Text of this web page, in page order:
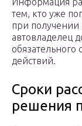
тем, кто уже
при
автовладелец
обязательного
действий.
Сроки
решения